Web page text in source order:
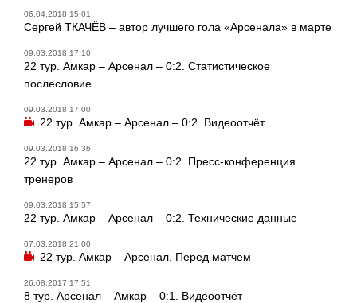
06.04.2018 15:01
Сергей ТКАЧЁВ – автор лучшего гола «Арсенала» в марте
09.03.2018 17:10
22 тур. Амкар – Арсенал – 0:2. Статистическое
послесловие
09.03.2018 17:00
22 тур. Амкар – Арсенал – 0:2. Видеоотчёт
09.03.2018 16:36
22 тур. Амкар – Арсенал – 0:2. Пресс-конференция
тренеров
09.03.2018 15:57
22 тур. Амкар – Арсенал – 0:2. Технические данные
07.03.2018 21:00
22 тур. Амкар – Арсенал. Перед матчем
26.08.2017 17:51
8 тур. Арсенал – Амкар – 0:1. Видеоотчёт